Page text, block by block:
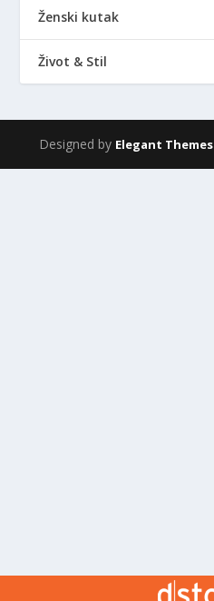
Ženski kutak
Život & Stil
Designed by Elegant Themes